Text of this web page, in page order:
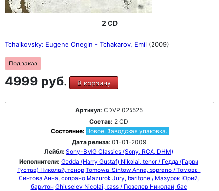
2 CD
Tchaikovsky: Eugene Onegin - Tchakarov, Emil (2009)
Под заказ
4999 руб. В корзину
Артикул: CDVP 025525
Состав: 2 CD
Состояние: Новое. Заводская упаковка.
Дата релиза: 01-01-2009
Лейбл: Sony-BMG Classics (Sony, RCA, DHM)
Исполнители: Gedda (Harry Gustaf) Nikolai, tenor / Гедда (Гарри
Густав) Николай, тенор Tomowa-Sintow Anna, soprano / Томова-
Синтова Анна, сопрано Mazurok Jury, baritone / Мазурок Юрий,
баритон Ghiuselev Nicolai, bass / Гюзелев Николай, бас